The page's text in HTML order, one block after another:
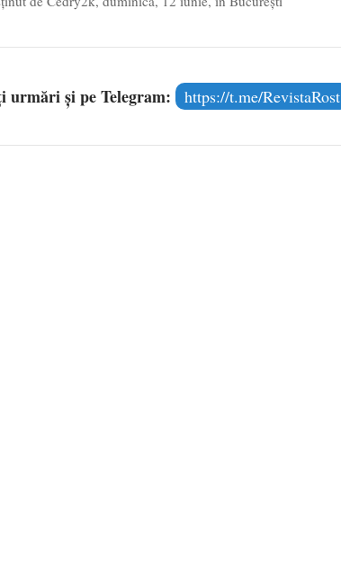
urmări și pe Telegram: https://t.me/RevistaRost